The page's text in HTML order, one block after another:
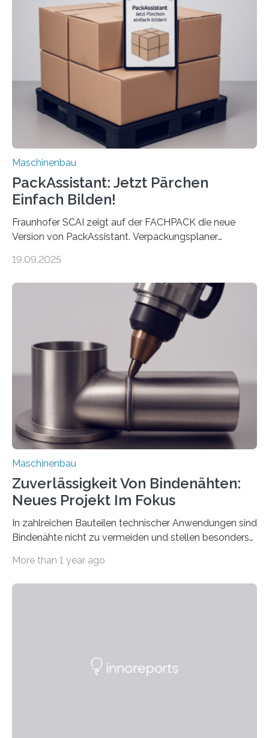
anderen Maschinen übertragen. Eine Falzmaschine
umzurüsten ist ein Job für echte Profis. Eine solche
Maschine faltet in Druckereien Broschüren, Prospekte,
Landkarten und vieles mehr – mehrere Zehntausend
Exemplare pro Stunde. Je nach Maschinentyp und
Auftrag kann das Umrüsten…
Maschinenbau
PackAssistant: Jetzt Pärchen
Einfach Bilden!
Fraunhofer SCAI zeigt auf der FACHPACK die neue
Version von PackAssistant. Verpackungsplaner
Automobil, Maschinenbau und in der Zulieferindustrie.
Teile als eine Einheit verpacken. Die Anordnung kann
der Benutzer vorgeben und erhält so mehr Kontrolle
über die Positionierung der Bauteile. Die ebenfalls neue
Automatisierungsschnittstelle dient dazu, die Software
besser in spezifische Unternehmensprozesse
einzubinden. Sankt Augustin – Zur Messe FACHPACK
vom 23. bis 25. September in Nürnberg…
19.09.2025
Maschinenbau
Zuverlässigkeit Von Bindenähten:
Neues Projekt Im Fokus
In zahlreichen Bauteilen technischer Anwendungen sind
Bindenähte nicht zu vermeiden und stellen besonders
Matrixmaterials eine große Herausforderung dar.
Durch den verstärkten Einsatz von Rezyklaten
More than 1 year ago